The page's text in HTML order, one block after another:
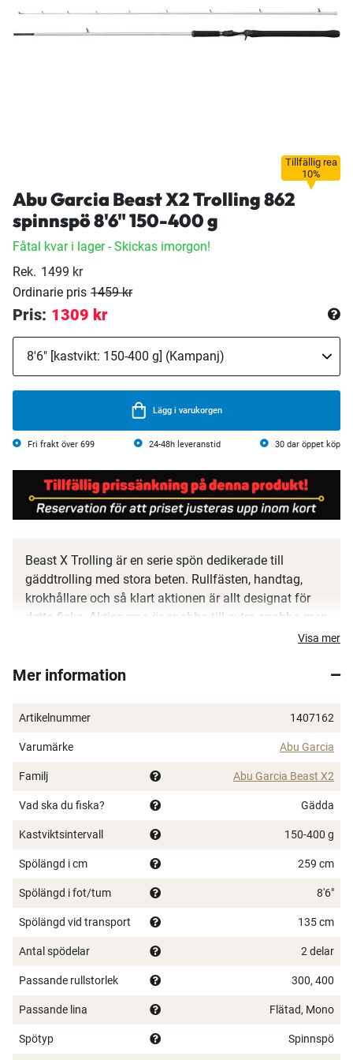
Tillfällig rea
10%
Abu Garcia Beast X2 Trolling 862
spinnspö 8'6" 150-400 g
Fåtal kvar i lager- Skickas imorgon!
Rek. 1499 kr
Ordinarie pris 1459 kr
Pris: 1309 kr
Lägg i varukorgen
Fri frakt över 699 24-48h leveranstid 30 dar öppet köp
Beast X Trolling är en serie spön dedikerade till
gäddtrolling med stora beten. Rullfästen, handtag,
krokhållare och så klart aktionen är allt designat för
detta fiske. Aktionerna är snabba till extra snabba men
med en mer förlåtande topp som funkar utmärkt med
kraftiga ryggraden hjälper till att kroka fler fiskar, även
skickliga gäddfiskare från hela Europa, för att få bästa
nästa nivå?
Stark klinga i 30T-kolfiberdesign
Specialdesignade för gäddtrolling
Seaguide® XOG anti-tangle spöringar i rostfritt stål
Hela handtag i EVA
Passar i spöhållare
Kortat bakhandtag för att ta upp mindre utrymme i
båten
Krokhållare för stora beten
Visa mer
Mer information
Artikelnummer 1407162
Varumärke Abu Garcia
Familj Abu Garcia Beast X2
Vad ska du fiska? Gädda
Kastviktsintervall 150-400 g
Spölängd i cm 259 cm
Spölängd i fot/tum 8'6"
Spölängd vid transport 135 cm
Antal spödelar 2 delar
Passande rullstorlek 300, 400
Passande lina Flätad, Mono
Spötyp Spinnspö